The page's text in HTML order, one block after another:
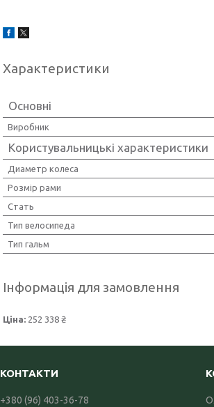
Характеристики
Основні
Виробник
Користувальницькі характеристики
Диаметр колеса
Розмір рами
Стать
Тип велосипеда
Тип гальм
Інформація для замовлення
Ціна: 252 338 ₴
+380 (96) 403-36-78